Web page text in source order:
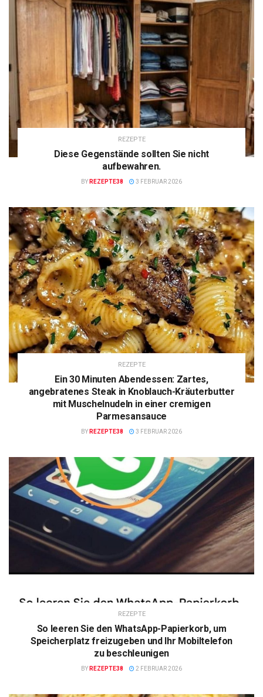
REZEPTE
Diese Gegenstände sollten Sie nicht
aufbewahren.
BY REZEPTE38 3 FEBRUAR 2026
REZEPTE
Ein 30 Minuten Abendessen: Zartes,
angebratenes Steak in Knoblauch-Kräuterbutter
mit Muschelnudeln in einer cremigen
Parmesansauce
BY REZEPTE38 3 FEBRUAR 2026
REZEPTE
So leeren Sie den WhatsApp-Papierkorb, um
Speicherplatz freizugeben und Ihr Mobiltelefon
zu beschleunigen
BY REZEPTE38 2 FEBRUAR 2026